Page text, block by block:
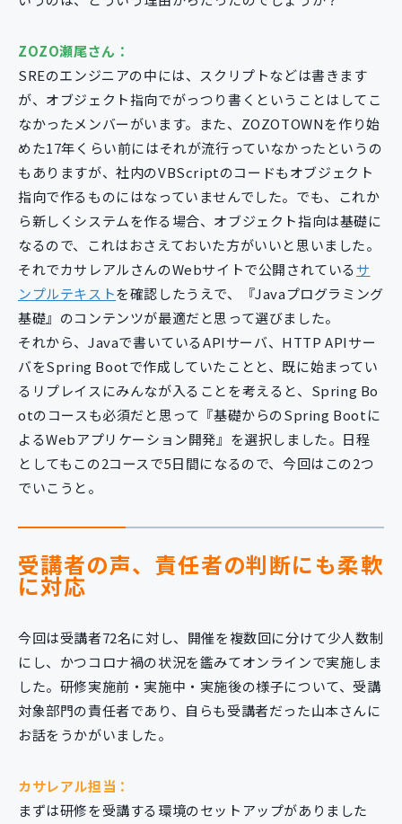
ZOZO瀬尾さん：
SREのエンジニアの中には、スクリプトなどは書きます
が、オブジェクト指向でがっつり書くということはしてこ
なかったメンバーがいます。また、ZOZOTOWNを作り始
めた17年くらい前にはそれが流行っていなかったというの
もありますが、社内のVBScriptのコードもオブジェクト
指向で作るものにはなっていませんでした。でも、これか
ら新しくシステムを作る場合、オブジェクト指向は基礎に
なるので、これはおさえておいた方がいいと思いました。
それでカサレアルさんのWebサイトで公開されているサ
ンプルテキストを確認したうえで、『Javaプログラミング
基礎』のコンテンツが最適だと思って選びました。
それから、Javaで書いているAPIサーバ、HTTP APIサー
バをSpring Bootで作成していたことと、既に始まってい
るリプレイスにみんなが入ることを考えると、Spring Bo
otのコースも必須だと思って『基礎からのSpring Bootに
よるWebアプリケーション開発』を選択しました。日程
としてもこの2コースで5日間になるので、今回はこの2つ
でいこうと。
受講者の声、責任者の判断にも柔軟
に対応
今回は受講者72名に対し、開催を複数回に分けて少人数制
にし、かつコロナ禍の状況を鑑みてオンラインで実施しま
した。研修実施前・実施中・実施後の様子について、受講
対象部門の責任者であり、自らも受講者だった山本さんに
お話をうかがいました。
カサレアル担当：
まずは研修を受講する環境のセットアップがありました